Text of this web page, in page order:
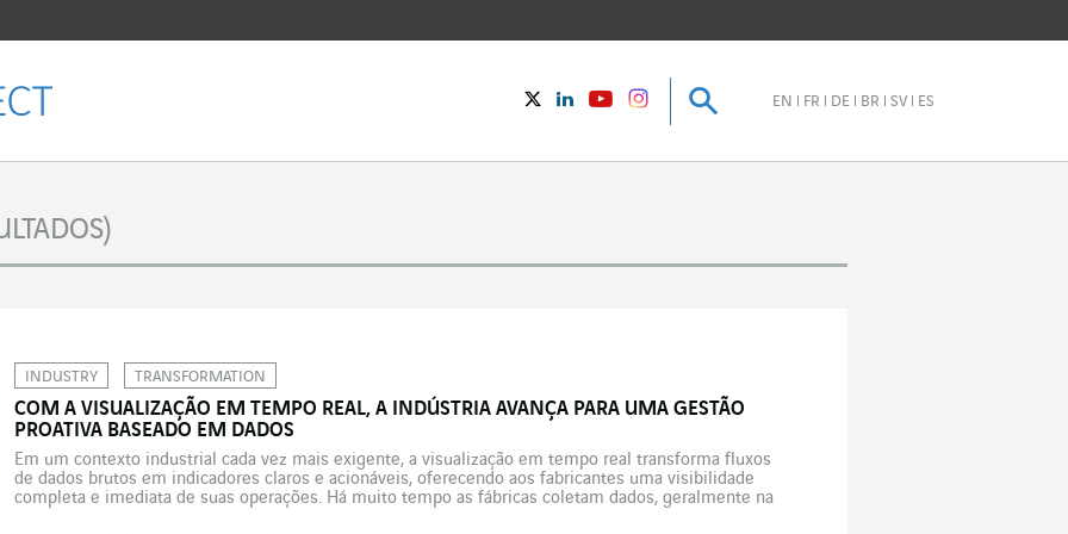
TwitterLinkedInYoutubeinstagram Pesquisar
EN FR DE BR SV ES
Pesquisar
INDUSTRY TRANSFORMATION
COM A VISUALIZAÇÃO EM TEMPO REAL, A INDÚSTRIA AVANÇA PARA UMA GESTÃO
PROATIVA BASEADO EM DADOS
Em um contexto industrial cada vez mais exigente, a visualização em tempo real transforma fluxos
de dados brutos em indicadores claros e acionáveis, oferecendo aos fabricantes uma visibilidade
completa e imediata de suas operações. Há muito tempo as fábricas coletam dados, geralmente na